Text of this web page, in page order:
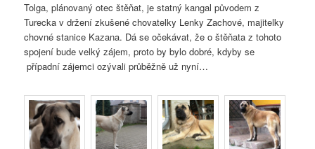
Tolga, plánovaný otec štěňat, je statný kangal původem z
Turecka v držení zkušené chovatelky Lenky Zachové, majitelky
chovné stanice Kazana. Dá se očekávat, že o štěňata z tohoto
spojení bude velký zájem, proto by bylo dobré, kdyby se
případní zájemci ozývali průběžně už nyní…